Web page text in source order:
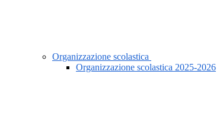
Organizzazione scolastica
Organizzazione scolastica 2025-2026